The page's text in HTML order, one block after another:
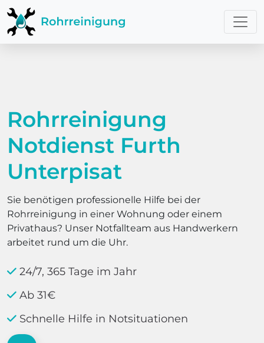
Rohrreinigung
Notdienst Furth
Unterpisat
Sie benötigen professionelle Hilfe bei der
Rohrreinigung in einer Wohnung oder einem
Privathaus? Unser Notfallteam aus Handwerkern
arbeitet rund um die Uhr.
24/7, 365 Tage im Jahr
Ab 31€
Schnelle Hilfe in Notsituationen